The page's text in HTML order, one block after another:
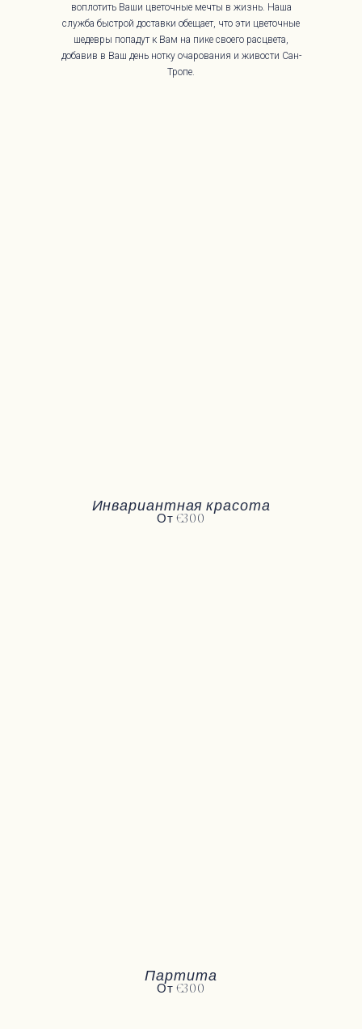
воплотить Ваши цветочные мечты в жизнь. Наша
служба быстрой доставки обещает, что эти цветочные
шедевры попадут к Вам на пике своего расцвета,
добавив в Ваш день нотку очарования и живости Сан-
Тропе.
Инвариантная красота
От €300
Партита
От €300